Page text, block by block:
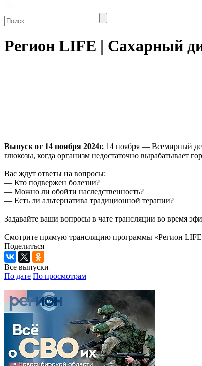
Регион LIFE | Сахарный
Выпуск от 14 ноября 2024г. 14 ноября — Всемирный
глюкозы, когда организм недостаточно вырабатывает
Вас ждут ответы на вопросы:
— Кто подвержен болезни?
— Можно ли обойти наследственность?
— Есть ли альтернатива традиционной терапии?
Задавайте ваши вопросы в чате трансляции во время
Смотрите прямую трансляцию программы «Регион
Поделиться
Все выпуски
По дате По просмотрам